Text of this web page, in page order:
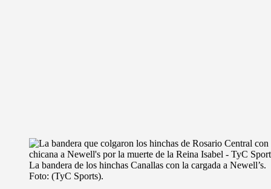
La bandera de los hinchas Canallas con la cargada a Newell’s.
Foto: (TyC Sports).